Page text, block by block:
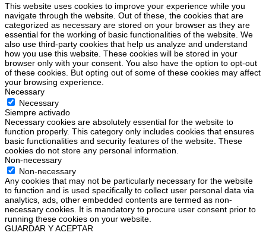
This website uses cookies to improve your experience while you
navigate through the website. Out of these, the cookies that are
categorized as necessary are stored on your browser as they are
essential for the working of basic functionalities of the website. We
also use third-party cookies that help us analyze and understand
how you use this website. These cookies will be stored in your
browser only with your consent. You also have the option to opt-out
of these cookies. But opting out of some of these cookies may affect
your browsing experience.
Necessary
Necessary
Siempre activado
Necessary cookies are absolutely essential for the website to
function properly. This category only includes cookies that ensures
basic functionalities and security features of the website. These
cookies do not store any personal information.
Non-necessary
Non-necessary
Any cookies that may not be particularly necessary for the website
to function and is used specifically to collect user personal data via
analytics, ads, other embedded contents are termed as non-
necessary cookies. It is mandatory to procure user consent prior to
running these cookies on your website.
GUARDAR Y ACEPTAR